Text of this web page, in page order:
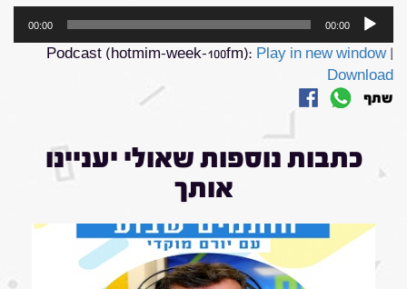
00:00
00:00
Podcast (hotmim-week-100fm): Play in new window|
Download
שתף
כתבות נוספות שאולי יעניינו
אותך